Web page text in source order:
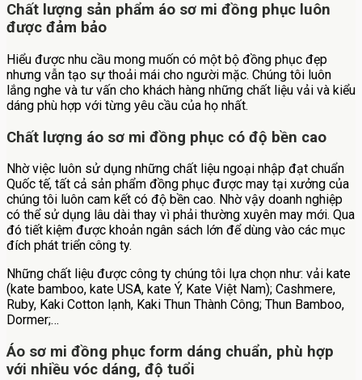
Chất lượng sản phẩm áo sơ mi đồng phục luôn
được đảm bảo
Hiểu được nhu cầu mong muốn có một bộ đồng phục đẹp
nhưng vẫn tạo sự thoải mái cho người mặc. Chúng tôi luôn
lắng nghe và tư vấn cho khách hàng những chất liệu vải và kiểu
dáng phù hợp với từng yêu cầu của họ nhất.
Chất lượng áo sơ mi đồng phục có độ bền cao
Nhờ việc luôn sử dụng những chất liệu ngoại nhập đạt chuẩn
Quốc tế, tất cả sản phẩm đồng phục được may tại xưởng của
chúng tôi luôn cam kết có độ bền cao. Nhờ vậy doanh nghiệp
có thể sử dụng lâu dài thay vì phải thường xuyên may mới. Qua
đó tiết kiệm được khoản ngân sách lớn để dùng vào các mục
đích phát triển công ty.
Những chất liệu được công ty chúng tôi lựa chọn như: vải kate
(kate bamboo, kate USA, kate Ý, Kate Việt Nam); Cashmere,
Ruby, Kaki Cotton lạnh, Kaki Thun Thành Công; Thun Bamboo,
Dormer;…
Áo sơ mi đồng phục form dáng chuẩn, phù hợp
với nhiều vóc dáng, độ tuổi